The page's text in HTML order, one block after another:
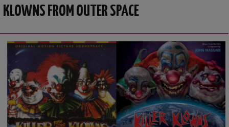
KLOWNS FROM OUTER SPACE